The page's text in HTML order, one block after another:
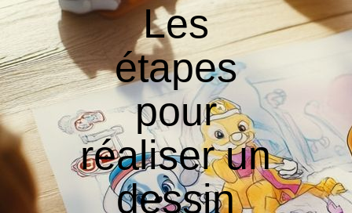
Les
étapes
pour
réaliser un
dessin